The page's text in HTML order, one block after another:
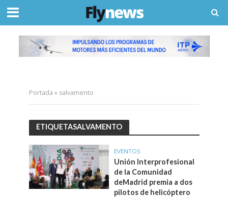
Portada » salvamento
ETIQUETASALVAMENTO
EVENTOS
Unión Interprofesional
de la Comunidad
deMadrid premia a dos
pilotos de helicóptero